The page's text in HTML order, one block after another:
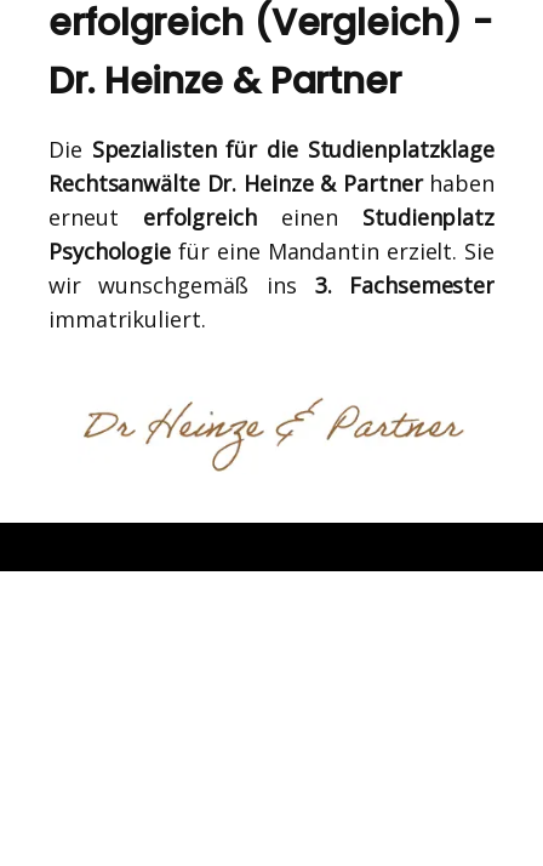
erfolgreich (Vergleich) -
Dr. Heinze & Partner
Die Spezialisten für die Studienplatzklage
Rechtsanwälte Dr. Heinze & Partnerhaben
erneut erfolgreich einen Studienplatz
Psychologiefür eine Mandantin erzielt. Sie
wir wunschgemäß ins 3. Fachsemester
immatrikuliert.